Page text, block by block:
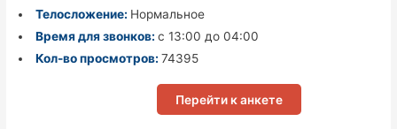
Телосложение: Нормальное
Время для звонков: с 13:00 до 04:00
Кол-во просмотров: 74395
Перейти к анкете